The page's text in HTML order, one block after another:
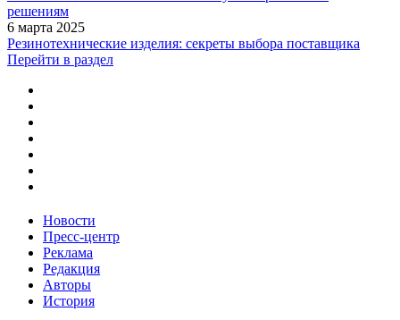
решениям
6 марта 2025
Резинотехнические изделия: секреты выбора поставщика
Перейти в раздел
Новости
Пресс-центр
Реклама
Редакция
Авторы
История